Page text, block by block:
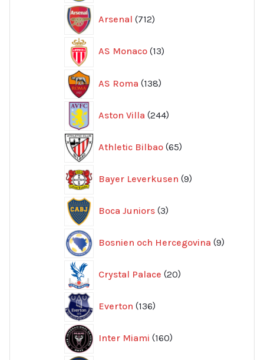
Arsenal 712
produkter
AS Monaco 13
produkter
AS Roma 138
produkter
Aston Villa 244
produkter
Athletic Bilbao 65
produkter
Bayer Leverkusen 9
produkter
Boca Juniors 3
produkter
Bosnien och Hercegovina 9
produkter
Crystal Palace 20
produkter
Everton 136
produkter
Inter Miami 160
produkter